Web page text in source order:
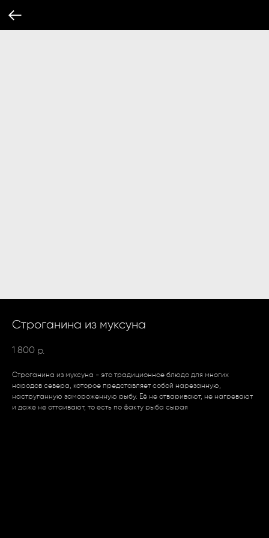
Строганина из муксуна
1 800 р.
Строганина из муксуна - это традиционное блюдо для многих
народов севера, которое представляет собой нарезанную,
наструганную замороженную рыбу. Её не отваривают, не нагревают
и даже не оттаивают, то есть по факту рыба сырая